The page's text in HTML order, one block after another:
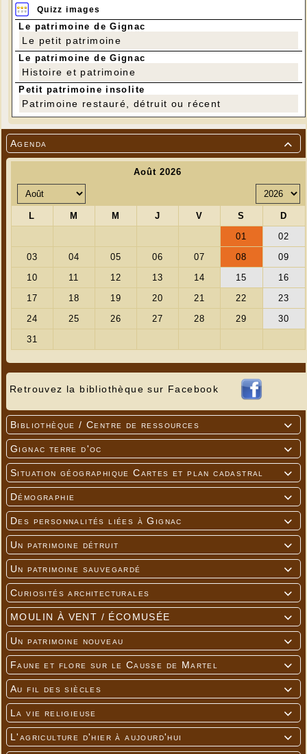

Agenda
Retrouvez la bibliothèque sur Facebook

Bibliothèque / Centre de ressources

Gignac terre d'oc

Situation géographique Cartes et plan cadastral

Démographie

Des personnalités liées à Gignac

Un patrimoine détruit

Un patrimoine sauvegardé

Curiosités architecturales

MOULIN À VENT / ÉCOMUSÉE

Un patrimoine nouveau

Faune et flore sur le Causse de Martel

Au fil des siècles

La vie religieuse

L'agriculture d'hier à aujourd'hui
Quizz images
Le patrimoine de Gignac
Le petit patrimoine
Le patrimoine de Gignac
Histoire et patrimoine
Petit patrimoine insolite
Patrimoine restauré, détruit ou récent